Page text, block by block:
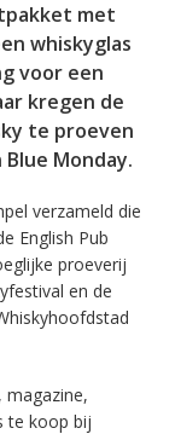
met
whiskyglas
voor een
kregen de
te proeven
Monday.
verzameld die
English Pub
proeverij
en de
magazine,
te koop bij